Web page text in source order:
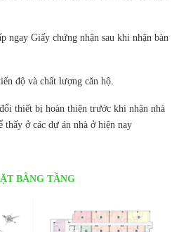
ngay Giấy chứng nhận sau khi nhận bàn
độ và chất lượng căn hộ.
thiết bị hoàn thiện trước khi nhận nhà
thấy ở các dự án nhà ở hiện nay
BẰNG TẦNG